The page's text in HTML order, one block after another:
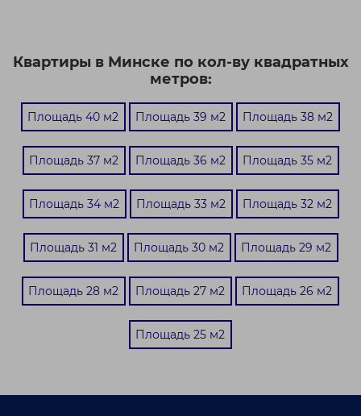
Квартиры в Минске по кол-ву квадратных
метров:
Площадь 40 м2 Площадь 39 м2 Площадь 38 м2
Площадь 37 м2 Площадь 36 м2 Площадь 35 м2
Площадь 34 м2 Площадь 33 м2 Площадь 32 м2
Площадь 31 м2 Площадь 30 м2 Площадь 29 м2
Площадь 28 м2 Площадь 27 м2 Площадь 26 м2
Площадь 25 м2